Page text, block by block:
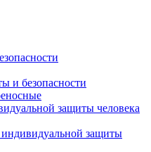
и безопасности
защиты человека
индивидуальной защиты